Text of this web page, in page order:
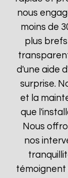
nous
moins de
plus
d'une aide
surprise.
et la
que
Nous
nos
témoignent